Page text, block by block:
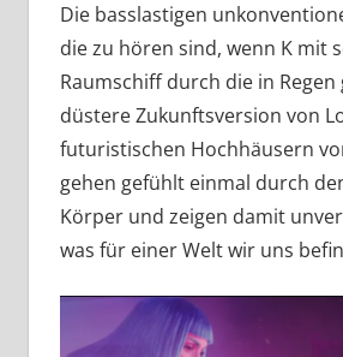
Die basslastigen
die zu hören sind, wenn K mit
Raumschiff durch die in
düstere Zukunftsversion von
futuristischen Hochhäusern
gehen gefühlt einmal durch
Körper und zeigen damit
was für einer Welt wir uns